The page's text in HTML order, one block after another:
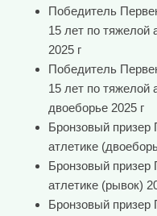
Победитель
15 лет по тяжелой
2025 г
Победитель
15 лет по тяжелой
двоеборье 2025 г
Бронзовый призер
атлетике
Бронзовый призер
атлетике (рывок)
Бронзовый призер